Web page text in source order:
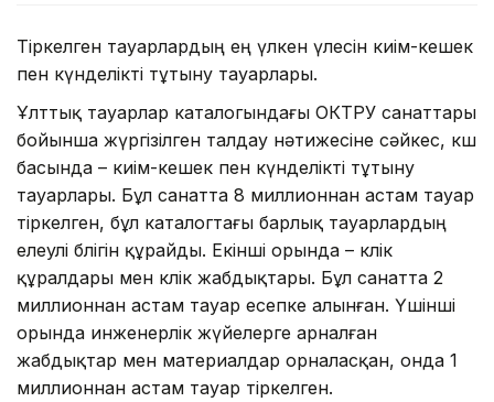
Тіркелген тауарлардың ең үлкен үлесін киім-кешек
пен күнделікті тұтыну тауарлары.
Ұлттық тауарлар каталогындағы ОКТРУ санаттары
бойынша жүргізілген талдау нәтижесіне сәйкес, көш
басында – киім-кешек пен күнделікті тұтыну
тауарлары. Бұл санатта 8 миллионнан астам тауар
тіркелген, бұл каталогтағы барлық тауарлардың
елеулі бөлігін құрайды. Екінші орында – көлік
құралдары мен көлік жабдықтары. Бұл санатта 2
миллионнан астам тауар есепке алынған. Үшінші
орында инженерлік жүйелерге арналған
жабдықтар мен материалдар орналасқан, онда 1
миллионнан астам тауар тіркелген.